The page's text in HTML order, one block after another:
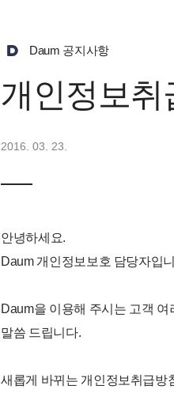
Daum 공지사항
개인정보취
2016. 03. 23.
안녕하세요.
Daum 개인정보보호 담당자입
Daum을 이용해 주시는 고객
말씀 드립니다.
새롭게 바뀌는 개인정보취급방